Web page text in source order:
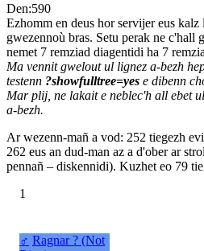
Den:590
Ezhomm en deus hor servijer eus
gwezennoù bras. Setu perak ne c'hall
nemet 7 remziad diagentidi ha 7
Ma vennit gwelout ul lignez a-bezh
testenn ?showfulltree=yes e dibenn
Mar plij, ne lakait e neblec'h all ebet
a-bezh.
Ar wezenn-mañ a vod: 252 tiegezh
262 eus an dud-man az a d'ober ar
pennañ – diskennidi). Kuzhet eo 79
1
♂ Ragnar ? (Not